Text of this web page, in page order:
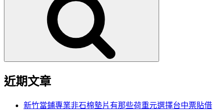
近期文章
新竹當鋪專業非石棉墊片有那些荷重元選擇台中票貼借